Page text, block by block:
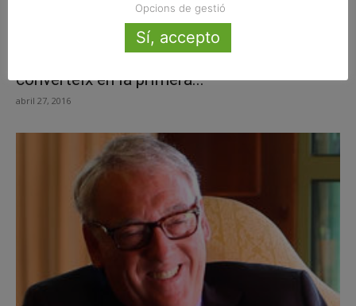
converteix en la primera...
abril 27, 2016
Opcions de gestió
Sí, accepto